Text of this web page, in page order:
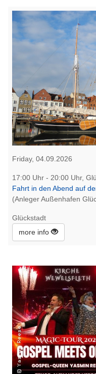
Friday, 04.09.2026
17:00 Uhr - 20:00 Uhr,
Fahrt in den Abend auf
(Anleger Außenhafen
Glückstadt
more info